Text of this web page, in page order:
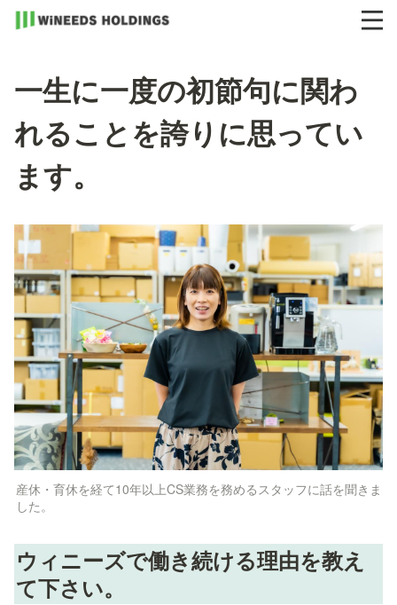
一生に一度の初節句に関わ
れることを誇りに思ってい
ます。
産休・育休を経て10年以上CS業務を務めるスタッフに話を聞きま
した。
ウィニーズで働き続ける理由を教え
て下さい。